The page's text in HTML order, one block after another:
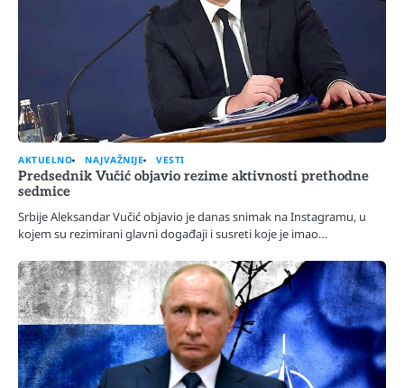
AKTUELNO NAJVAŽNIJE VESTI
Predsednik Vučić objavio rezime aktivnosti prethodne
sedmice
Srbije Aleksandar Vučić objavio je danas snimak na Instagramu, u
kojem su rezimirani glavni događaji i susreti koje je imao…